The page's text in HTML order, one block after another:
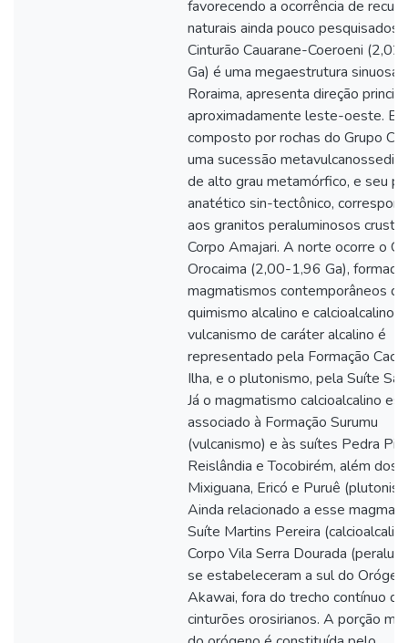
favorecendo a ocorrência de
naturais ainda pouco pesquisados.
Cinturão Cauarane-Coeroeni
Ga) é uma megaestrutura sinuosa
Roraima, apresenta direção
aproximadamente leste-oeste. Ele
composto por rochas do Grupo
uma sucessão
de alto grau metamórfico, e seu
anatético sin-tectônico,
aos granitos peraluminosos
Corpo Amajari. A norte ocorre o
Orocaima (2,00-1,96 Ga),
magmatismos contemporâneos de
quimismo alcalino e calcioalcalino.
vulcanismo de caráter alcalino é
representado pela Formação
Ilha, e o plutonismo, pela Suíte
Já o magmatismo calcioalcalino
associado à Formação Surumu
(vulcanismo) e às suítes Pedra
Reislândia e Tocobirém, além dos
Mixiguana, Ericó e Puruê
Ainda relacionado a esse
Suíte Martins Pereira
Corpo Vila Serra Dourada
se estabeleceram a sul do
Akawai, fora do trecho contínuo
cinturões orosirianos. A porção